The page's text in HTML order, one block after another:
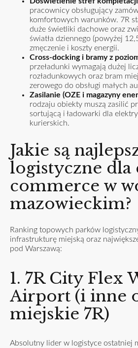
pracownicy obsługujący
komfortowych warunków. 7R
duże świetliki dachowe oraz
światła dziennego (powyżej
zmęczenie i koszty energii.
Cross-docking i bramy z
przeładunki wymagają dużej
rozładunkowych oraz bram
zerowego do obsługi małych
Zasilanie (OZE i magazyny
rodzaju obiekty muszą zasilić
sortującą i ładowarki dla
kurierskich.
Jakie są
logistyczne dla
commerce w
mazowieckim?
Ranking topowych parków
infrastrukturę miejską oraz
pod Warszawą:
1. 7R City Flex
Airport (i inne
miejskie 7R)
Absolutny lider w logistyce ostatniej